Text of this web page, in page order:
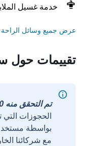
خدمة غسيل
عرض جميع وسائل الراحة
تقييمات حول
تم التحقق منه 100%
الحجوزات التي
مع شركائنا